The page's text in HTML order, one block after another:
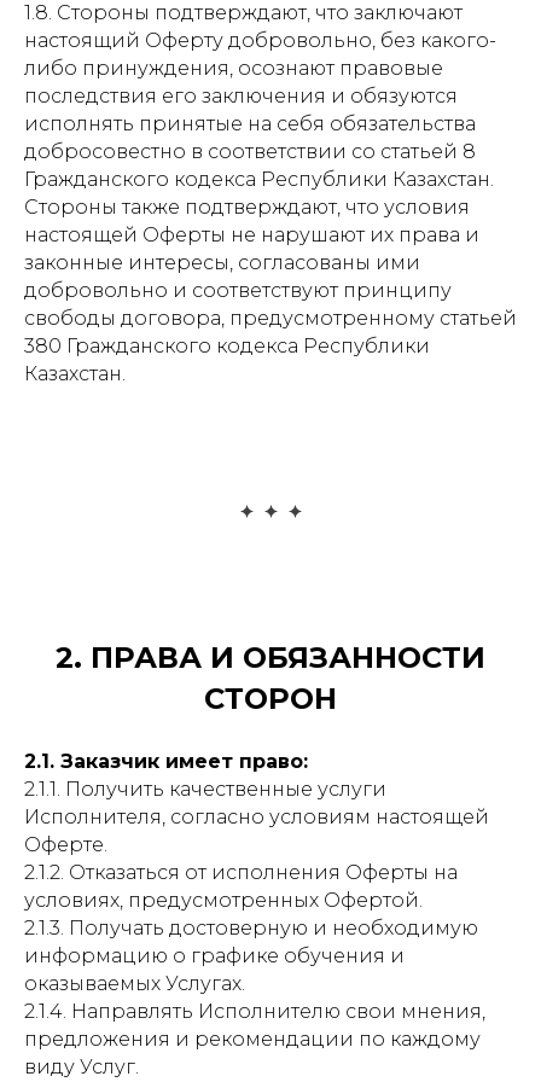
1.8. Стороны подтверждают, что заключают
настоящий Оферту добровольно, без какого-
либо принуждения, осознают правовые
последствия его заключения и обязуются
исполнять принятые на себя обязательства
добросовестно в соответствии со статьей 8
Гражданского кодекса Республики Казахстан.
Стороны также подтверждают, что условия
настоящей Оферты не нарушают их права и
законные интересы, согласованы ими
добровольно и соответствуют принципу
свободы договора, предусмотренному статьей
380 Гражданского кодекса Республики
Казахстан.
2. ПРАВА И ОБЯЗАННОСТИ
СТОРОН
2.1. Заказчик имеет право:
2.1.1. Получить качественные услуги
Исполнителя, согласно условиям настоящей
Оферте.
2.1.2. Отказаться от исполнения Оферты на
условиях, предусмотренных Офертой.
2.1.3. Получать достоверную и необходимую
информацию о графике обучения и
оказываемых Услугах.
2.1.4. Направлять Исполнителю свои мнения,
предложения и рекомендации по каждому
виду Услуг.